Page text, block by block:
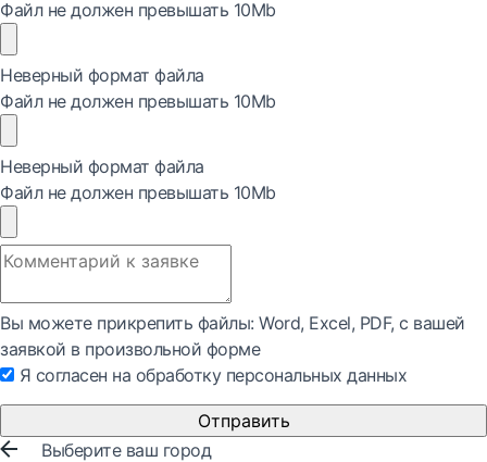
Файл не должен превышать 10Mb
Неверный формат файла
Файл не должен превышать 10Mb
Неверный формат файла
Файл не должен превышать 10Mb
Вы можете прикрепить файлы: Word, Exсel, PDF, с вашей
заявкой в произвольной форме
Я согласен на обработку персональных данных
Отправить
Выберите ваш город